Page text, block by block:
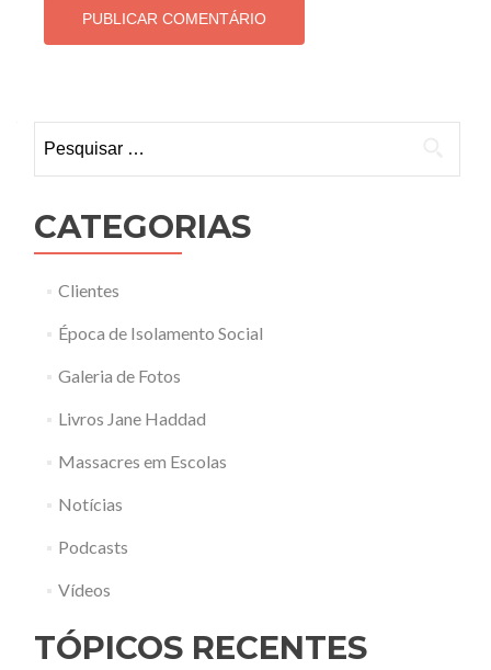
CATEGORIAS
Clientes
Época de Isolamento Social
Galeria de Fotos
Livros Jane Haddad
Massacres em Escolas
Notícias
Podcasts
Vídeos
TÓPICOS RECENTES